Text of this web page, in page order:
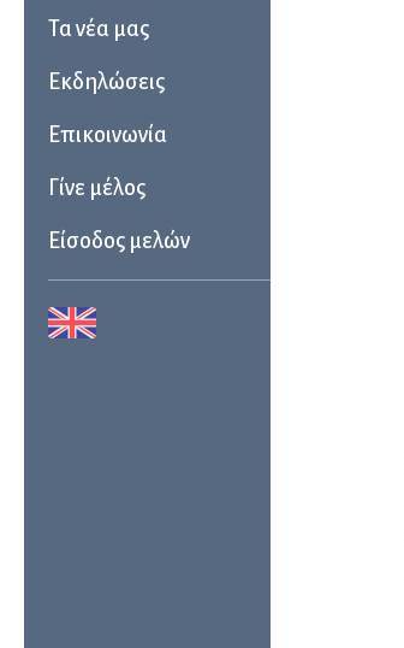
Τα νέα μας
Εκδηλώσεις
Επικοινωνία
Γίνε μέλος
Είσοδος μελών